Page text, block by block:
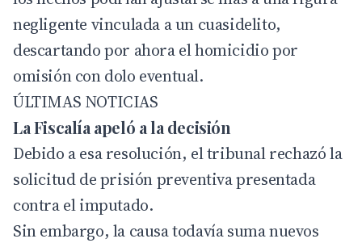
negligente vinculada a un cuasidelito,
descartando por ahora el homicidio por
omisión con dolo eventual.
ÚLTIMAS NOTICIAS
La Fiscalía apeló a la decisión
Debido a esa resolución, el tribunal rechazó la
solicitud de prisión preventiva presentada
contra el imputado.
Sin embargo, la causa todavía suma nuevos